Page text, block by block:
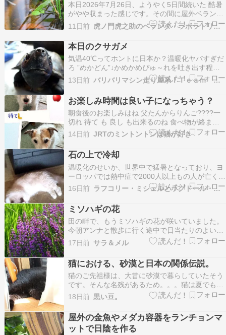
本日2026年7月26日、ようやく5日間続いた 酷暑
がやや収まった感じです。その間に屋外ベランダ
にいるメダカの親たちは全滅、玉サバ金魚は3匹
が★になり、今年羽化したばかりのオオクワガタ
のオスも1匹が★になってしまいました。酷暑対
策をしましたが、あまり効果がなかったようで
す。近年で…
11日前 虎ノ門虎之助のベランダ・ラボラトリー ft.メダカ
本日のクサガメ
気温40℃ってホントに日本か？温暖化ヤバすぎだ
ろ ”めかどん”↓かめかめぴゅ～れを吐き出す程い
っぱい食べてからの、水槽外散歩。今日も水替え
中に噛み付きに接近してきやがって・・・・ ”は
な”↓今日は撒いた量完食。相変わらずカメラ向け
たら逃げようとするなぁ・・・・目線あった一瞬
がな…
13日前 バリバリマシン走り屋系！Ｔｅａｍ ＨＥＡＴ ＵＰ！
お楽しみ時間は良い子になっちゃう？
朝食後のお楽しみはね 父たんからりんご????一
切れ 待て も 良し も出来るのね 食べ物が絡まな
いと待てって言っても聞こえないふりするのは誰
だ？ オヤツもらったら後は朝寝ですか????
HIMARIのバイオリン演奏を聴きながら眠りにつ
くなんて贅沢なひとときですね〜???? と…
14日前 JRTのミントントンは猫が好き
石の上で冷却
温暖化のせいか、世界中で猛暑となっており、ヨ
ーロッパでは熱中症で2000人以上もの人が亡くな
ったそうです。日本でも、昨日は40℃を超えた地
点が複数個所あったようです。河口湖は避暑地で
すが、それでも気温は高くなっており、日中は
30℃前後に達しています。そのせいか、テオも
「暑い」と感…
16日前 ラフコリー・ミシェルとラグドール・テオ
ミソハギの花
田の畔で、もうミソハギの花が咲いていました。
今朝アンナと散歩に行く途中で日当たりのよい田
の畔に濃いピンクの花が群れ咲いていることに気
づき、車から降りて近寄ってみるとミソハギの花
でした。昨年まではこの畦には見られず、少し離
れた清水が湧き出る林縁で群れ咲いていました
が、誰かがその一…
17日前 サラ＆メル
猫における、砂漠と日本の関係伝説。
猫のご先祖様は、大昔に砂漠で暮らしていたそう
です。そんな名残があるため。。。猫は夏でも日
向ぼっこをするのです。駄菓子菓子。近年の地球
温暖化は、大昔の砂漠よりもはるかに暑い環境を
作り出し。もはや猫が日向ぼっこできる温度を超
えてしまったのです。『もうだめだ、暑くて死
ぬ』限界を超える暑…
18日前 黒い豆。
屋外の金魚やメダカ容器をランチョンマ
ットで日陰を作る